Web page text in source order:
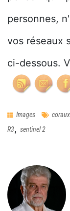
personnes,
vos réseaux
ci-dessous.
Images coraux
R3, sentinel 2